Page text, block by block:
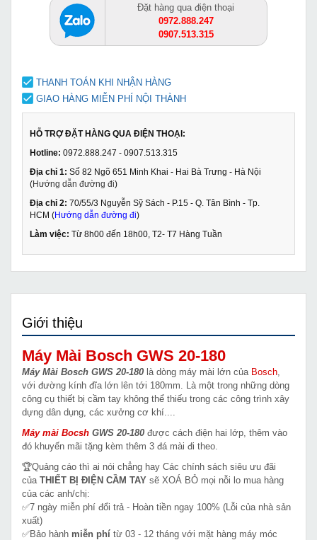
Đặt hàng qua điện thoại
0972.888.247
0907.513.315
THANH TOÁN KHI NHẬN HÀNG
GIAO HÀNG MIỄN PHÍ NỘI THÀNH
HỖ TRỢ ĐẶT HÀNG QUA ĐIỆN THOẠI:
Hotline: 0972.888.247 - 0907.513.315
Địa chỉ 1: Số 82 Ngõ 651 Minh Khai - Hai Bà Trưng - Hà Nội
(Hướng dẫn đường đi)
Địa chỉ 2: 70/55/3 Nguyễn Sỹ Sách - P.15 - Q. Tân Bình - Tp.
HCM (Hướng dẫn đường đi)
Làm việc: Từ 8h00 đến 18h00, T2- T7 Hàng Tuần
Giới thiệu
Máy Mài Bosch GWS 20-180
Máy Mài Bosch GWS 20-180 là dòng máy mài lớn của Bosch
với đường kính đĩa lớn lên tới 180mm. Là một trong những dòng
công cụ thiết bị cầm tay không thể thiếu trong các công trình xây
dựng dân dụng, các xưởng cơ khí....
Máy mài Bocsh GWS 20-180 được cách điện hai lớp, thêm vào
đó khuyến mãi tặng kèm thêm 3 đá mài đi theo.
🏆Quảng cáo thì ai nói chẳng hay Các chính sách siêu ưu đãi
của THIẾT BỊ ĐIỆN CẦM TAY sẽ XOÁ BỎ mọi nỗi lo mua hàng
của các anh/chị:
✅7 ngày miễn phí đổi trả - Hoàn tiền ngay 100% (Lỗi của nhà sản
xuất)
✅Bảo hành miễn phí từ 03 - 12 tháng với mặt hàng máy móc